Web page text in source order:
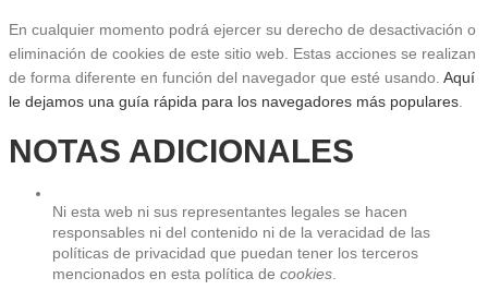
En cualquier momento podrá ejercer su derecho de desactivación o
eliminación de cookies de este sitio web. Estas acciones se realizan
de forma diferente en función del navegador que esté usando. Aquí
le dejamos una guía rápida para los navegadores más populares.
NOTAS ADICIONALES
Ni esta web ni sus representantes legales se hacen
responsables ni del contenido ni de la veracidad de las
políticas de privacidad que puedan tener los terceros
mencionados en esta política de cookies